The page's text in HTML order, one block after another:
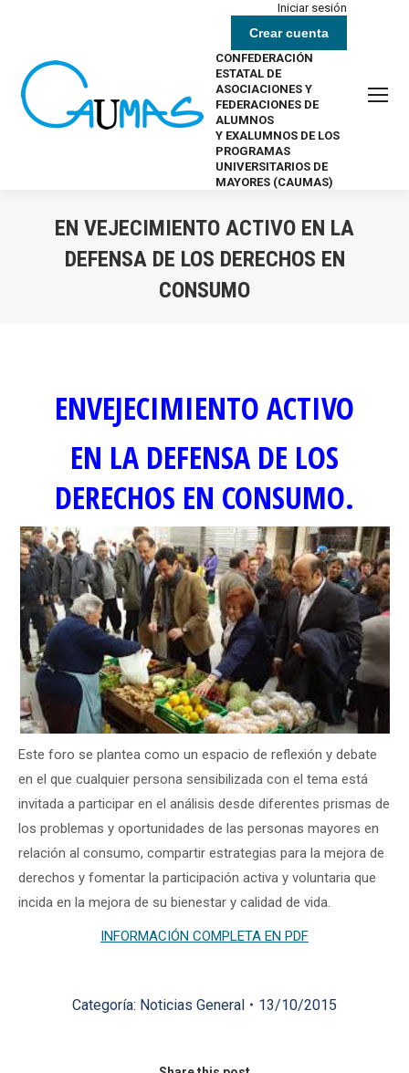
Iniciar sesión
Crear cuenta
CONFEDERACIÓN
ESTATAL DE
ASOCIACIONES Y
FEDERACIONES DE
ALUMNOS
Y EXALUMNOS DE LOS
PROGRAMAS
UNIVERSITARIOS DE
MAYORES (CAUMAS)
EN VEJECIMIENTO ACTIVO EN LA
DEFENSA DE LOS DERECHOS EN
CONSUMO
ENVEJECIMIENTO ACTIVO
EN LA DEFENSA DE LOS
DERECHOS EN CONSUMO.
Este foro se plantea como un espacio de reflexión y debate
en el que cualquier persona sensibilizada con el tema está
invitada a participar en el análisis desde diferentes prismas de
los problemas y oportunidades de las personas mayores en
relación al consumo, compartir estrategias para la mejora de
derechos y fomentar la participación activa y voluntaria que
incida en la mejora de su bienestar y calidad de vida.
INFORMACIÓN COMPLETA EN PDF
Categoría: Noticias General 13/10/2015